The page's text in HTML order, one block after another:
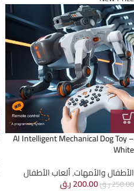
AI Intelligent Mechanical Dog Toy –
White
الأطفال والأمهات,ألعاب الأطفال
250.00ر.ق200.00ر.ق